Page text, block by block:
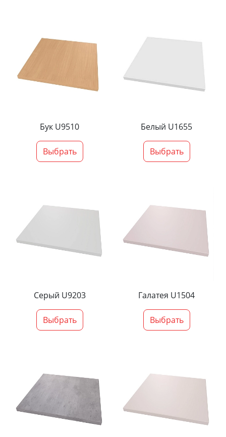
Бук U9510
Выбрать
Белый U1655
Выбрать
Серый U9203
Выбрать
Галатея U1504
Выбрать